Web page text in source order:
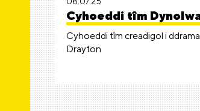
Cyhoeddi tîm
Cyhoeddi tîm creadigol i
Drayton